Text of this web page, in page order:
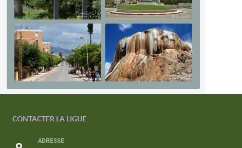
CONTACTER LA LIGUE
ADRESSE